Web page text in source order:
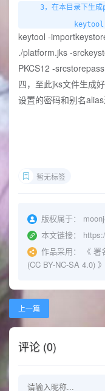
3，在本目录下生
keytool -
./platform.jks -
PKCS12 -
四，至此jks文件生成
设置的密码和别名
暂无标签
版权属于：
本文链接：
作品采用：
《 署
(CC BY-NC-SA 4.0)
上一篇
评论 (0)